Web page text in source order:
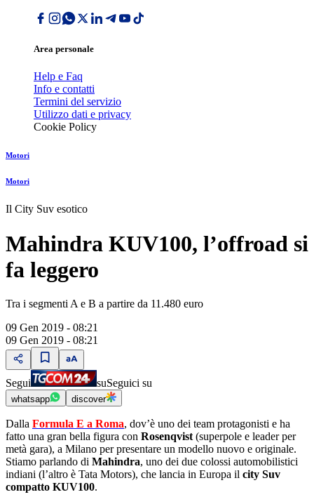
Area personale
Help e Faq
Info e contatti
Termini del servizio
Utilizzo dati e privacy
Cookie Policy
Motori
Motori
Il City Suv esotico
Mahindra KUV100, lʼoffroad si
fa leggero
Tra i segmenti A e B a partire da 11.480 euro
09 Gen 2019 - 08:21
09 Gen 2019 - 08:21
Segui suSeguici su
whatsapp discover
Dalla Formula E a Roma, dovʼè uno dei team protagonisti e ha
fatto una gran bella figura con Rosenqvist (superpole e leader per
metà gara), a Milano per presentare un modello nuovo e originale.
Stiamo parlando di Mahindra, uno dei due colossi automobilistici
indiani (lʼaltro è Tata Motors), che lancia in Europa il city Suv
compatto KUV100.